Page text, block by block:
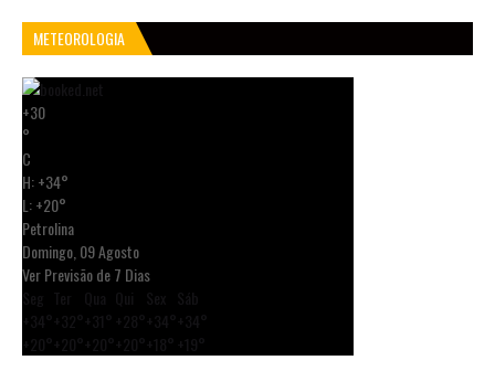
METEOROLOGIA
+30
°
C
H:+34°
L:+20°
Petrolina
Domingo, 09 Agosto
Ver Previsão de 7 Dias